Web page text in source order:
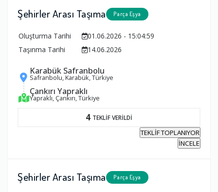
Şehirler Arası Taşıma Parça Eşya
Oluşturma Tarihi
01.06.2026 - 15:04:59
Taşınma Tarihi
14.06.2026
Karabük Safranbolu
Safranbolu, Karabük, Türkiye
Çankırı Yapraklı
Yapraklı, Çankırı, Türkiye
4 TEKLİF VERİLDİ
TEKLİF TOPLANIYOR
İNCELE
Şehirler Arası Taşıma Parça Eşya